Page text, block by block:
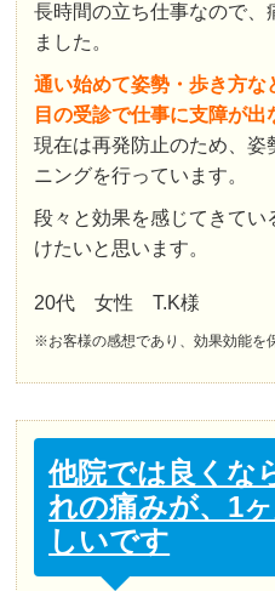
長時間の立ち仕事なので、
ました。
通い始めて姿勢・歩き方な
目の受診で仕事に支障が出
現在は再発防止のため、
ニングを行っています。
段々と効果を感じてきて
けたいと思います。
20代 女性 T.K様
※お客様の感想であり、効果効能を
他院では良くな
れの痛みが、1
しいです